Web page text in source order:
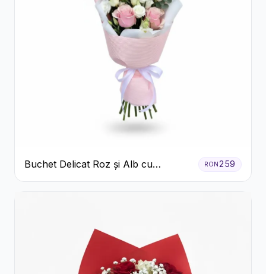
Buchet Delicat Roz și Alb cu
Trandafiri și Lisianthus
RON259